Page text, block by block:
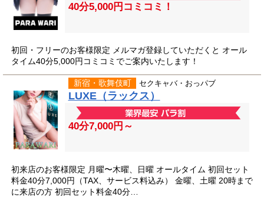
40分5,000円コミコミ！
初回・フリーのお客様限定 メルマガ登録していただくと オール
タイム40分5,000円コミコミでご案内いたします！
新宿・歌舞伎町 セクキャバ・おっパブ
LUXE（ラックス）
40分7,000円～
初来店のお客様限定 月曜〜木曜、日曜 オールタイム 初回セット
料金40分7,000円（TAX、サービス料込み） 金曜、土曜 20時まで
に来店の方 初回セット料金40分…